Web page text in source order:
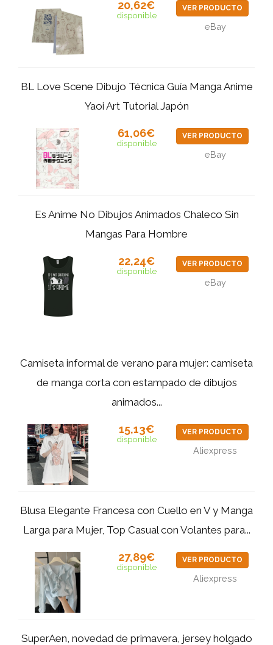
20,62€
disponible
VER PRODUCTO
eBay
BL Love Scene Dibujo Técnica Guía Manga Anime
Yaoi Art Tutorial Japón
61,06€
disponible
VER PRODUCTO
eBay
Es Anime No Dibujos Animados Chaleco Sin
Mangas Para Hombre
22,24€
disponible
VER PRODUCTO
eBay
Camiseta informal de verano para mujer: camiseta
de manga corta con estampado de dibujos
animados...
15,13€
disponible
VER PRODUCTO
Aliexpress
Blusa Elegante Francesa con Cuello en V y Manga
Larga para Mujer, Top Casual con Volantes para...
27,89€
disponible
VER PRODUCTO
Aliexpress
SuperAen, novedad de primavera, jersey holgado